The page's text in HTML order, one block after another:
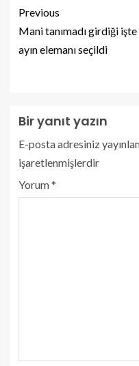
Previous
Mani tanımadı girdiği işte
ayın elemanı seçildi
Bir yanıt yazın
E-posta adresiniz
işaretlenmişlerdir
Yorum*